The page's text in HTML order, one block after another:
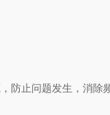
防止问题发生，消除